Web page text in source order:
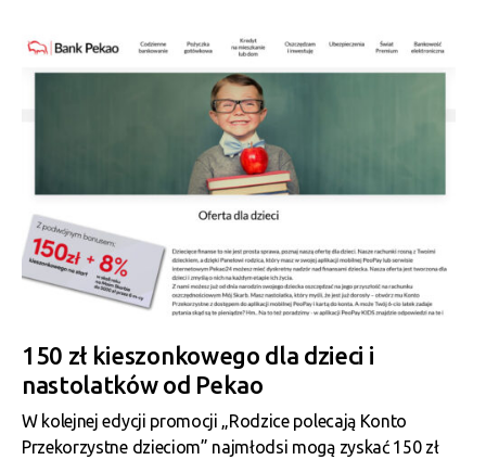
150 zł kieszonkowego dla dzieci i
nastolatków od Pekao
W kolejnej edycji promocji „Rodzice polecają Konto
Przekorzystne dzieciom” najmłodsi mogą zyskać 150 zł